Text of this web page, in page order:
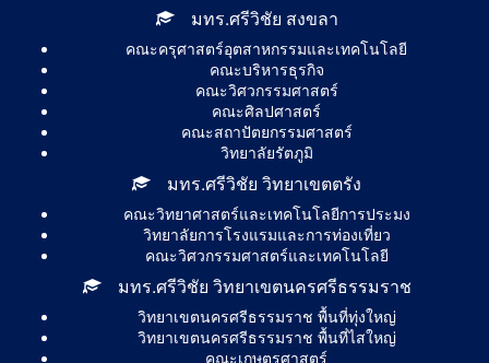
มทร.ศรีวิชัย สงขลา
คณะครุศาสตร์อุตสาหกรรมและเทคโนโลยี
คณะบริหารธุรกิจ
คณะวิศวกรรมศาสตร์
คณะศิลปศาสตร์
คณะสถาปัตยกรรมศาสตร์
วิทยาลัยรัตภูมิ
มทร.ศรีวิชัย วิทยาเขตตรัง
คณะวิทยาศาสตร์และเทคโนโลยีการประมง
วิทยาลัยการโรงแรมและการท่องเที่ยว
คณะวิศวกรรมศาสตร์และเทคโนโลยี
มทร.ศรีวิชัย วิทยาเขตนครศรีธรรมราช
วิทยาเขตนครศรีธรรมราช พื้นที่ทุ่งใหญ่
วิทยาเขตนครศรีธรรมราช พื้นที่ไสใหญ่
คณะเกษตรศาสตร์